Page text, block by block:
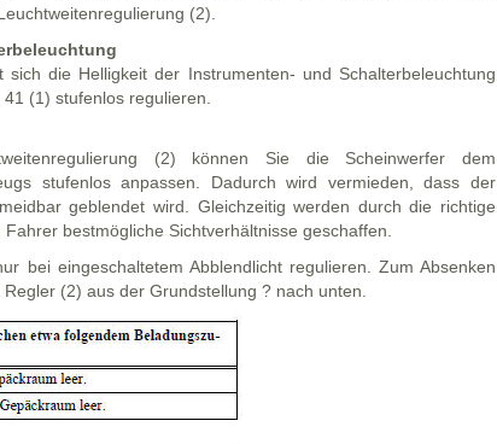
(2).
sich die Helligkeit der Instrumenten- und Schalterbeleuchtung
(1) stufenlos regulieren.
(2) können Sie die Scheinwerfer dem
stufenlos anpassen. Dadurch wird vermieden, dass der
geblendet wird. Gleichzeitig werden durch die richtige
bestmögliche Sichtverhältnisse geschaffen.
bei eingeschaltetem Abblendlicht regulieren. Zum Absenken
(2) aus der Grundstellung ? nach unten.